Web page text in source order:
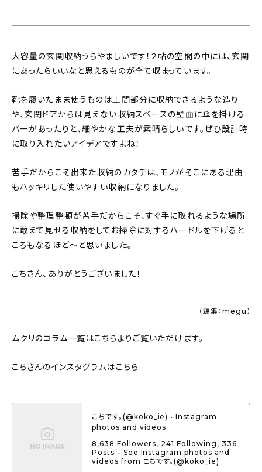
大容量の玄関収納うらやましいです！２帖の空間の中には、玄関
にあったらいいなと思えるものが全て収まっています。
靴を履いたまま使うものは土間部分に収納できるような造り
や、玄関ドアからは見えない収納スペースの壁面に傘を掛ける
バーがあったりと、細やかな工夫が素晴らしいです。ぜひ設計時
に取り入れたいアイデアですよね！
苦手だからこそ出来た収納のカタチは、モノがそこにある理由
もハッキリした使いやすい収納になりました。
掃除や整理整頓が苦手だからこそ、すぐ手に取れるような場所
に敢えて見せる収納をしてお掃除に対するハードルを下げると
ころもなるほど〜と思いました。
こちさん、ありがとうございました！
（編集：megu）
ムクリのコラム一覧はこちら よりご覧いただけます。
こちさんのインスタグラムはこちら
こちです。(@koko_ie) • Instagram
photos and videos
8,638 Followers, 241 Following, 336
Posts – See Instagram photos and
videos from こちです。(@koko_ie)